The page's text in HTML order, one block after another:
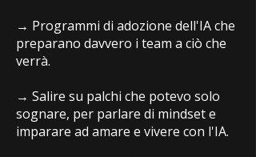
→ Programmi di adozione dell'IA che
preparano davvero i team a ciò che
verrà.
→ Salire su palchi che potevo solo
sognare, per parlare di mindset e
imparare ad amare e vivere con l'IA.